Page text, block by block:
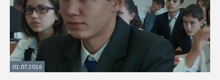
01.07.2016